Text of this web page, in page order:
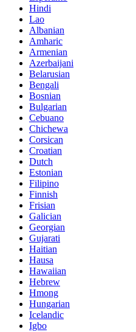
Hindi
Lao
Albanian
Amharic
Armenian
Azerbaijani
Belarusian
Bengali
Bosnian
Bulgarian
Cebuano
Chichewa
Corsican
Croatian
Dutch
Estonian
Filipino
Finnish
Frisian
Galician
Georgian
Gujarati
Haitian
Hausa
Hawaiian
Hebrew
Hmong
Hungarian
Icelandic
Igbo